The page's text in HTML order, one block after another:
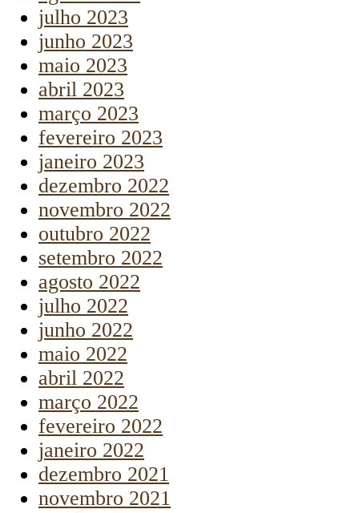
julho 2023
junho 2023
maio 2023
abril 2023
março 2023
fevereiro 2023
janeiro 2023
dezembro 2022
novembro 2022
outubro 2022
setembro 2022
agosto 2022
julho 2022
junho 2022
maio 2022
abril 2022
março 2022
fevereiro 2022
janeiro 2022
dezembro 2021
novembro 2021